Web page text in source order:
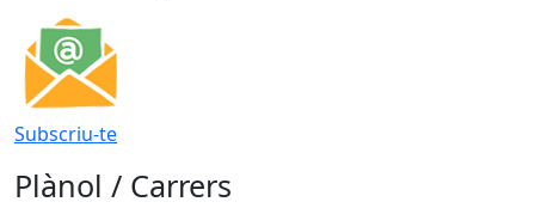
Subscriu-te
Plànol / Carrers